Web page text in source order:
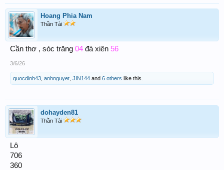
Hoang Phia Nam
Thần Tài
Cần thơ , sóc trăng 04 đá xiên 56
3/6/26
quocdinh43 anhnguyet JIN144 and 6 others like this.
dohayden81
Thần Tài
Lô
706
360